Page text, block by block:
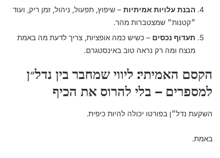
הבנת עלויות אמיתיות – שיפוץ, תפעול, ניהול, זמן ריק, ועוד
״קטנות״ שמצטברות מהר.
תעדוף נכסים – כשיש כמה אופציות, צריך לדעת מה באמת
מנצח ומה רק נראה טוב באינסטגרם.
הקסם האמיתי: ליווי שמחבר בין נדל״ן
למספרים – בלי להרוס את הכיף
השקעת נדל״ן בפורטו יכולה להיות כיפית.
באמת.